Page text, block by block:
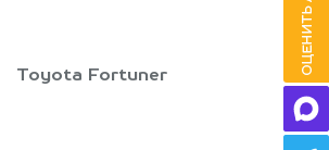
Toyota Fortuner